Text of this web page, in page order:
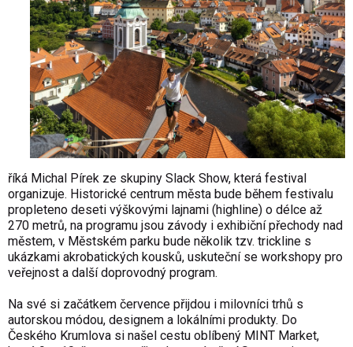
říká Michal Pírek ze skupiny Slack Show, která festival
organizuje. Historické centrum města bude během festivalu
propleteno deseti výškovými lajnami (highline) o délce až
270 metrů, na programu jsou závody i exhibiční přechody nad
městem, v Městském parku bude několik tzv. trickline s
ukázkami akrobatických kousků, uskuteční se workshopy pro
veřejnost a další doprovodný program.
Na své si začátkem července přijdou i milovníci trhů s
autorskou módou, designem a lokálními produkty. Do
Českého Krumlova si našel cestu oblíbený MINT Market,